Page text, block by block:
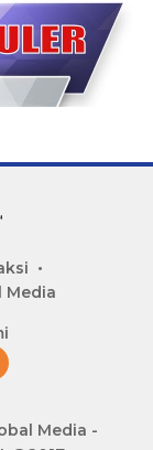
Media
Media -